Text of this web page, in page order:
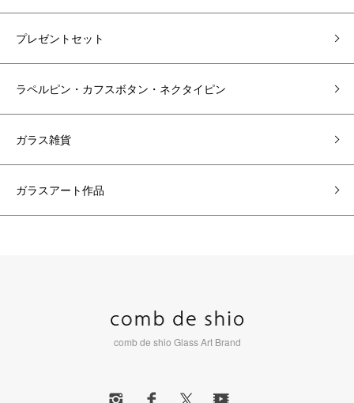
プレゼントセット
ラペルピン・カフスボタン・ネクタイピン
ガラス雑貨
ガラスアート作品
comb de shio Glass Art Brand